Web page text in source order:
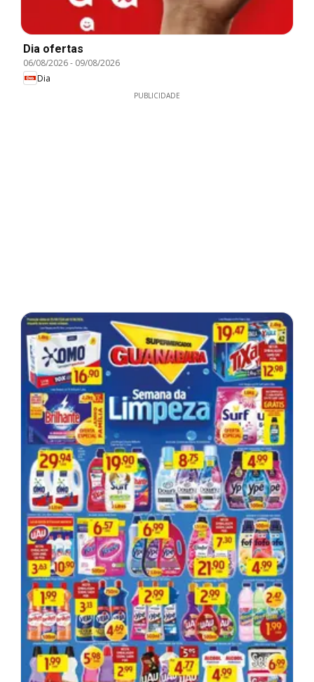
Dia ofertas
06/08/2026- 09/08/2026
Dia
PUBLICIDADE